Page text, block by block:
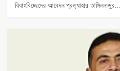
বিবাহবিচ্ছেদের আবেদন প্রত্যাহার তামিলনাড়ুর…